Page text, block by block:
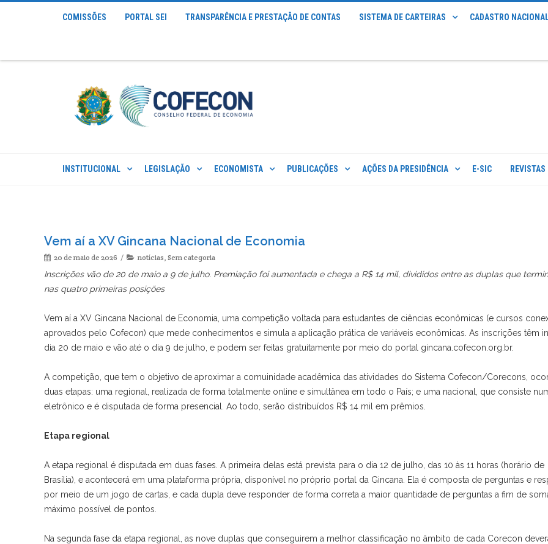
COMISSÕES PORTAL SEI TRANSPARÊNCIA E PRESTAÇÃO DE CONTAS SISTEMA DE CARTEIRAS CADASTRO
INSTITUCIONAL LEGISLAÇÃO ECONOMISTA PUBLICAÇÕES AÇÕES DA PRESIDÊNCIA E-SIC REVISTAS
Vem aí a XV Gincana Nacional de Economia
20 de maio de 2026 notícias, Sem categoria
Inscrições vão de 20 de maio a 9 de julho. Premiação foi aumentada e chega a R$ 14 mil, divididos entre as duplas que
nas quatro primeiras posições
Vem aí a XV Gincana Nacional de Economia, uma competição voltada para estudantes de ciências econômicas (e cursos
aprovados pelo Cofecon) que mede conhecimentos e simula a aplicação prática de variáveis econômicas. As inscrições têm
dia 20 de maio e vão até o dia 9 de julho, e podem ser feitas gratuitamente por meio do portal gincana.cofecon.org.br.
A competição, que tem o objetivo de aproximar a comuinidade acadêmica das atividades do Sistema Cofecon/Corecons,
duas etapas: uma regional, realizada de forma totalmente online e simultânea em todo o País; e uma nacional, que consiste
eletrônico e é disputada de forma presencial. Ao todo, serão distribuídos R$ 14 mil em prêmios.
Etapa regional
A etapa regional é disputada em duas fases. A primeira delas está prevista para o dia 12 de julho, das 10 às 11 horas (horário de
Brasília), e acontecerá em uma plataforma própria, disponível no próprio portal da Gincana. Ela é composta de perguntas e
por meio de um jogo de cartas, e cada dupla deve responder de forma correta a maior quantidade de perguntas a fim de
máximo possível de pontos.
Na segunda fase da etapa regional, as nove duplas que conseguirem a melhor classificação no âmbito de cada Corecon